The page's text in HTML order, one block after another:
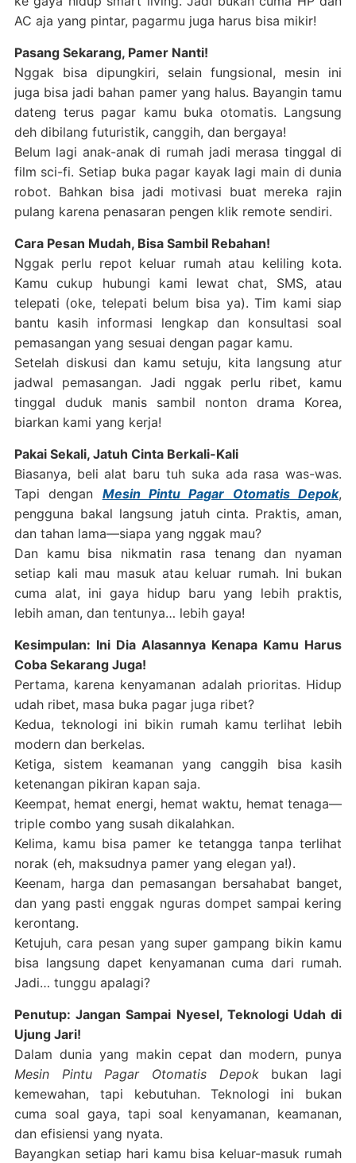
AC aja yang pintar, pagarmu juga harus bisa mikir!
Pasang Sekarang, Pamer Nanti!
Nggak bisa dipungkiri, selain fungsional, mesin ini
juga bisa jadi bahan pamer yang halus. Bayangin tamu
dateng terus pagar kamu buka otomatis. Langsung
deh dibilang futuristik, canggih, dan bergaya!
Belum lagi anak-anak di rumah jadi merasa tinggal di
film sci-fi. Setiap buka pagar kayak lagi main di dunia
robot. Bahkan bisa jadi motivasi buat mereka rajin
pulang karena penasaran pengen klik remote sendiri.
Cara Pesan Mudah, Bisa Sambil Rebahan!
Nggak perlu repot keluar rumah atau keliling kota.
Kamu cukup hubungi kami lewat chat, SMS, atau
telepati (oke, telepati belum bisa ya). Tim kami siap
bantu kasih informasi lengkap dan konsultasi soal
pemasangan yang sesuai dengan pagar kamu.
Setelah diskusi dan kamu setuju, kita langsung atur
jadwal pemasangan. Jadi nggak perlu ribet, kamu
tinggal duduk manis sambil nonton drama Korea,
biarkan kami yang kerja!
Pakai Sekali, Jatuh Cinta Berkali-Kali
Biasanya, beli alat baru tuh suka ada rasa was-was.
Tapi dengan Mesin Pintu Pagar Otomatis Depok,
pengguna bakal langsung jatuh cinta. Praktis, aman,
dan tahan lama—siapa yang nggak mau?
Dan kamu bisa nikmatin rasa tenang dan nyaman
setiap kali mau masuk atau keluar rumah. Ini bukan
cuma alat, ini gaya hidup baru yang lebih praktis,
lebih aman, dan tentunya… lebih gaya!
Kesimpulan: Ini Dia Alasannya Kenapa Kamu Harus
Coba Sekarang Juga!
Pertama, karena kenyamanan adalah prioritas. Hidup
udah ribet, masa buka pagar juga ribet?
Kedua, teknologi ini bikin rumah kamu terlihat lebih
modern dan berkelas.
Ketiga, sistem keamanan yang canggih bisa kasih
ketenangan pikiran kapan saja.
Keempat, hemat energi, hemat waktu, hemat tenaga—
triple combo yang susah dikalahkan.
Kelima, kamu bisa pamer ke tetangga tanpa terlihat
norak (eh, maksudnya pamer yang elegan ya!).
Keenam, harga dan pemasangan bersahabat banget,
dan yang pasti enggak nguras dompet sampai kering
kerontang.
Ketujuh, cara pesan yang super gampang bikin kamu
bisa langsung dapet kenyamanan cuma dari rumah.
Jadi… tunggu apalagi?
Penutup: Jangan Sampai Nyesel, Teknologi Udah di
Ujung Jari!
Dalam dunia yang makin cepat dan modern, punya
Mesin Pintu Pagar Otomatis Depokbukan lagi
kemewahan, tapi kebutuhan. Teknologi ini bukan
cuma soal gaya, tapi soal kenyamanan, keamanan,
dan efisiensi yang nyata.
Bayangkan setiap hari kamu bisa keluar-masuk rumah